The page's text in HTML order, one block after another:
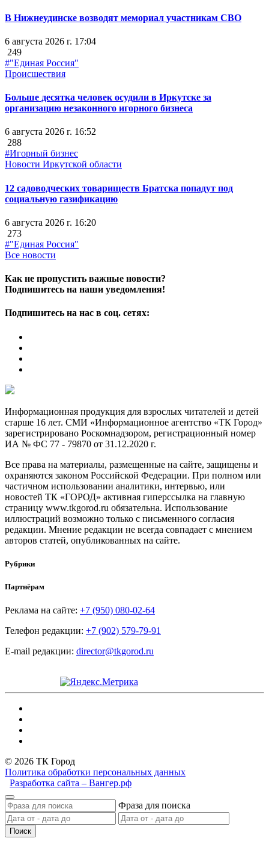
В Нижнеудинске возводят мемориал участникам СВО
6 августа 2026 г. 17:04
249
#"Единая Россия"
Происшествия
Больше десятка человек осудили в Иркутске за
организацию незаконного игорного бизнеса
6 августа 2026 г. 16:52
288
#Игорный бизнес
Новости Иркутской области
12 садоводческих товариществ Братска попадут под
социальную газификацию
6 августа 2026 г. 16:20
273
#"Единая Россия"
Все новости
Как не пропустить важные новости?
Подпишитесь на наши уведомления!
Подпишитесь на нас в соц. сетях:
Информационная продукция для взрослых читателей и детей
старше 16 лет. СМИ «Информационное агентство «ТК Город»
зарегистрировано Роскомнадзором, регистрационный номер
ИА № ФС 77 - 79870 от 31.12.2020 г.
Все права на материалы, размещенные на сайте, защищены и
охраняются законом Российской Федерации. При полном или
частичном использовании аналитики, интервью, или
новостей ТК «ГОРОД» активная гиперссылка на главную
страницу www.tkgorod.ru обязательна. Использование
иллюстраций возможно только с письменного согласия
редакции. Мнение редакции не всегда совпадает с мнением
авторов статей, опубликованных на сайте.
Рубрики
Партнёрам
Реклама на сайте: +7 (950) 080-02-64
Телефон редакции: +7 (902) 579-79-91
E-mail редакции: director@tkgorod.ru
© 2026 ТК Город
Политика обработки персональных данных
Разработка сайта – Вангер.рф
Фраза для поиска
Поиск